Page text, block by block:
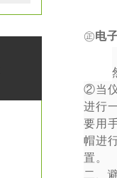
㊣电
②当
进行
要用
帽进
置。
二、